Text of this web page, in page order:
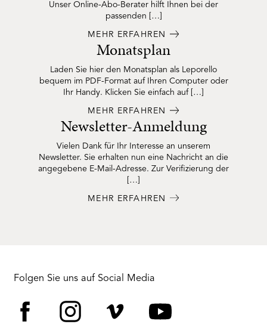
Unser Online-Abo-Berater hilft Ihnen bei der
passenden […]
MEHR ERFAHREN
Monatsplan
Laden Sie hier den Monatsplan als Leporello
bequem im PDF-Format auf Ihren Computer oder
Ihr Handy. Klicken Sie einfach auf […]
MEHR ERFAHREN
Newsletter-Anmeldung
Vielen Dank für Ihr Interesse an unserem
Newsletter. Sie erhalten nun eine Nachricht an die
angegebene E-Mail-Adresse. Zur Verifizierung der
[…]
MEHR ERFAHREN
Folgen Sie uns auf Social Media